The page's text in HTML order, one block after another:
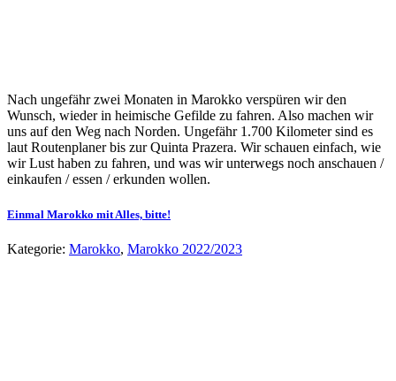
Nach ungefähr zwei Monaten in Marokko verspüren wir den
Wunsch, wieder in heimische Gefilde zu fahren. Also machen wir
uns auf den Weg nach Norden. Ungefähr 1.700 Kilometer sind es
laut Routenplaner bis zur Quinta Prazera. Wir schauen einfach, wie
wir Lust haben zu fahren, und was wir unterwegs noch anschauen /
einkaufen / essen / erkunden wollen.
Einmal Marokko mit Alles, bitte!
Kategorie: Marokko, Marokko 2022/2023